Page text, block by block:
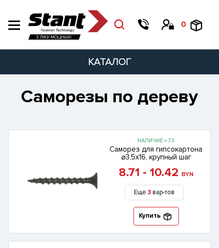
0
КАТАЛОГ
Саморезы по дереву
НАЛИЧИЕ = 73
Саморез для гипсокартона
⌀3,5х16, крупный шаг
8.71 - 10.42 BYN
Еще 3вар-тов
Купить